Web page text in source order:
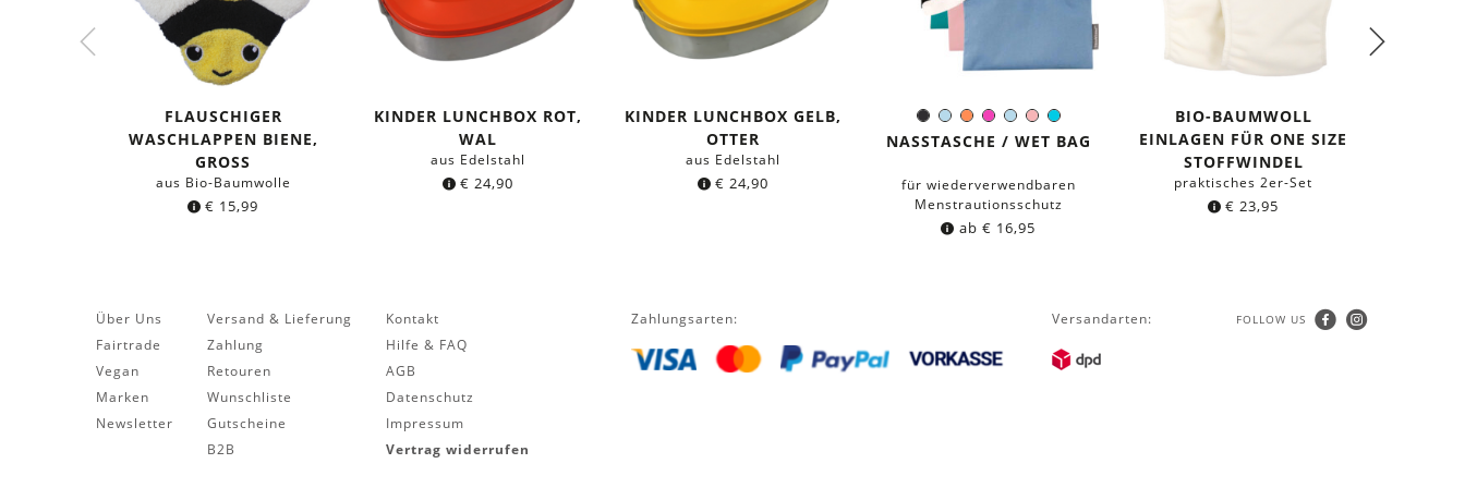
FLAUSCHIGER
WASCHLAPPEN BIENE,
GROSS
aus Bio-Baumwolle
€ 15,99
KINDER LUNCHBOX ROT,
WAL
aus Edelstahl
€ 24,90
KINDER LUNCHBOX GELB,
OTTER
aus Edelstahl
€ 24,90
Schwarz
Hellblau
Orange
PinkHellblau
RosaTürkis
Farbe:
NASSTASCHE / WET BAG
für wiederverwendbaren
Menstrautionsschutz
ab € 16,95
BIO-BAUMWOLL
EINLAGEN FÜR ONE SIZE
STOFFWINDEL
praktisches 2er-Set
€ 23,95
Über Uns
Fairtrade
Vegan
Marken
Newsletter
Versand & Lieferung
Zahlung
Retouren
Wunschliste
Gutscheine
B2B
Kontakt
Hilfe & FAQ
AGB
Datenschutz
Impressum
Vertrag widerrufen
Zahlungsarten: Versandarten: FOLLOW US